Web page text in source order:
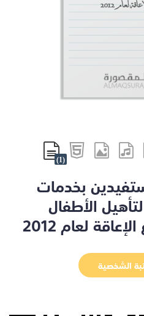
لعام 2012
(1)
بخدمات
الأطفال
لعام 2012
الشخصية